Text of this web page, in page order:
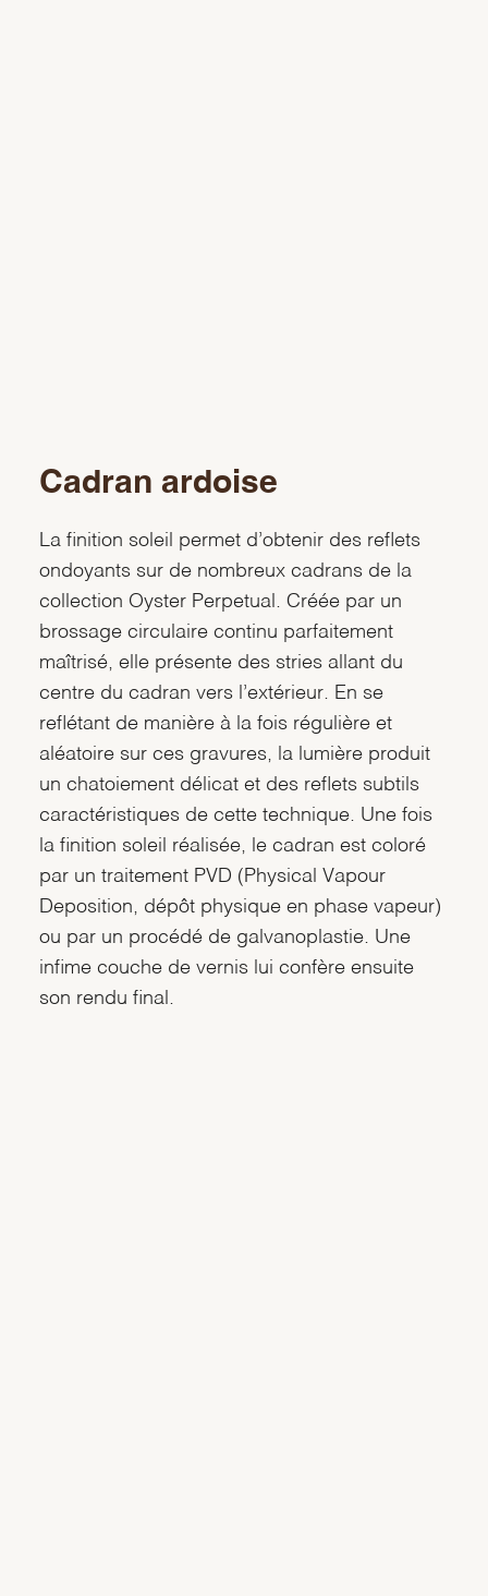
Cadran ardoise
La finition soleil permet d’obtenir des reflets
ondoyants sur de nombreux cadrans de la
collection Oyster Perpetual. Créée par un
brossage circulaire continu parfaitement
maîtrisé, elle présente des stries allant du
centre du cadran vers l’extérieur. En se
reflétant de manière à la fois régulière et
aléatoire sur ces gravures, la lumière produit
un chatoiement délicat et des reflets subtils
caractéristiques de cette technique. Une fois
la finition soleil réalisée, le cadran est coloré
par un traitement PVD (Physical Vapour
Deposition, dépôt physique en phase vapeur)
ou par un procédé de galvanoplastie. Une
infime couche de vernis lui confère ensuite
son rendu final.